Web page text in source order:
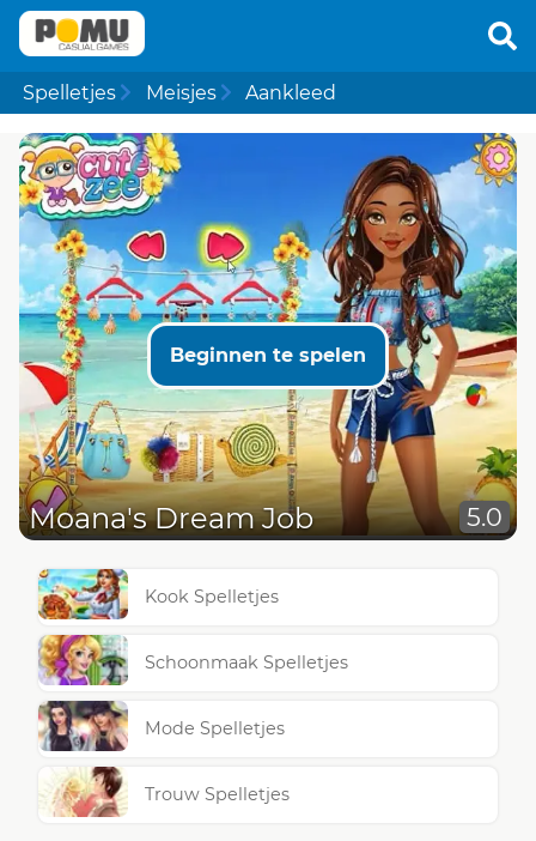
Spelletjes Meisjes Aankleed
Beginnen te spelen
Moana's Dream Job 5.0
Kook Spelletjes
Schoonmaak Spelletjes
Mode Spelletjes
Trouw Spelletjes